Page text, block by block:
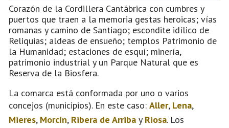
Corazón de la Cordillera Cantábrica con cumbres y
puertos que traen a la memoria gestas heroicas; vías
romanas y camino de Santiago; escondite idílico de
Reliquias; aldeas de ensueño; templos Patrimonio de
la Humanidad; estaciones de esquí; minería,
patrimonio industrial y un Parque Natural que es
Reserva de la Biosfera.
La comarca está conformada por uno o varios
concejos (municipios). En este caso: Aller, Lena,
Mieres, Morcín, Ribera de Arriba y Riosa. Los